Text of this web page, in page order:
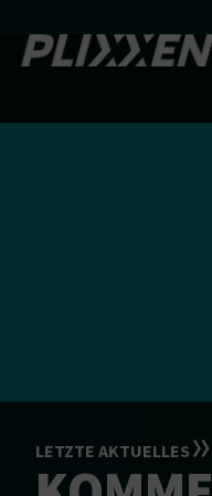
LETZTE AKTUELLES